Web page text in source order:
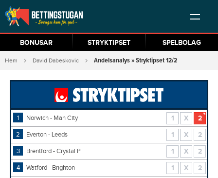
BONUSAR STRYKTIPSET SPELBOLAG
Hem David Dabeskovic Andelsanalys » Stryktipset 12/2
1 Norwich - Man City 1 X 2
2 Everton - Leeds 1 X 2
3 Brentford - Crystal P 1 X 2
4 Watford - Brighton 1 X 2